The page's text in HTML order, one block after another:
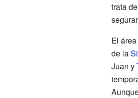
trata
El
de la
Juan y